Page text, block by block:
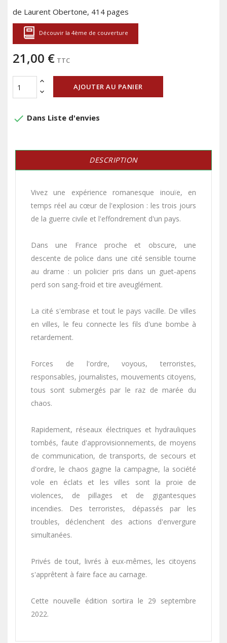
de Laurent Obertone, 414 pages
Découvir la 4ème de couverture
21,00 € TTC
AJOUTER AU PANIER
done Dans Liste d'envies
DESCRIPTION
Vivez une expérience romanesque inouïe, en
temps réel au cœur de l'explosion : les trois jours
de la guerre civile et l'effondrement d'un pays.
Dans une France proche et obscure, une
descente de police dans une cité sensible tourne
au drame : un policier pris dans un guet-apens
perd son sang-froid et tire aveuglément.
La cité s'embrase et tout le pays vacille. De villes
en villes, le feu connecte les fils d'une bombe à
retardement.
Forces de l'ordre, voyous, terroristes,
responsables, journalistes, mouvements citoyens,
tous sont submergés par le raz de marée du
chaos.
Rapidement, réseaux électriques et hydrauliques
tombés, faute d'approvisionnements, de moyens
de communication, de transports, de secours et
d'ordre, le chaos gagne la campagne, la société
vole en éclats et les villes sont la proie de
violences, de pillages et de gigantesques
incendies. Des terroristes, dépassés par les
troubles, déclenchent des actions d'envergure
simultanées.
Privés de tout, livrés à eux-mêmes, les citoyens
s'apprêtent à faire face au carnage.
Cette nouvelle édition sortira le 29 septembre
2022.